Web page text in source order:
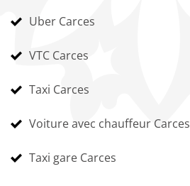
Uber Carces
VTC Carces
Taxi Carces
Voiture avec chauffeur Carces
Taxi gare Carces